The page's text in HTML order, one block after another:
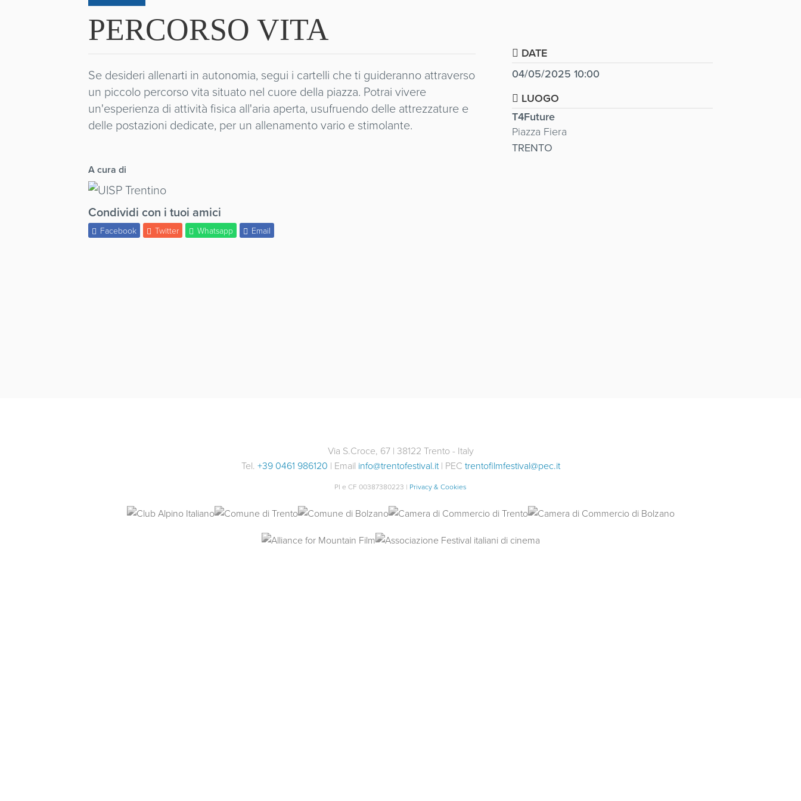
PERCORSO VITA
Se desideri allenarti in autonomia, segui i cartelli che ti guideranno attraverso
un piccolo percorso vita situato nel cuore della piazza. Potrai vivere
un'esperienza di attività fisica all'aria aperta, usufruendo delle attrezzature e
delle postazioni dedicate, per un allenamento vario e stimolante.
A cura di
Condividi con i tuoi amici
Facebook Twitter Whatsapp Email
DATE
04/05/2025 10:00
LUOGO
T4Future
Piazza Fiera
TRENTO
Via S.Croce, 67 | 38122 Trento - Italy
Tel. +39 0461 986120 | Email info@trentofestival.it| PEC trentofilmfestival@pec.it
PI e CF 00387380223 | Privacy & Cookies